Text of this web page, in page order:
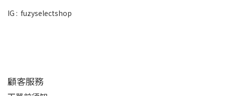
IG : fuzyselectshop
顧客服務